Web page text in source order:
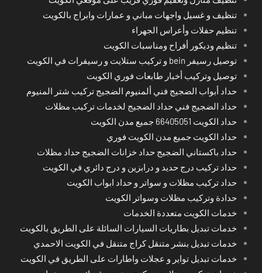
تنظيف و غسيل واجهات مباني و عمارات وابراج بالكويت
تنظيم حفلات وأعراس الجهراء
تنظيم وديكور أفراح ومناسبات الكويت
توصيل رسيفر bein و تركيب ستلايت و رسيفرات في الكويت
توصيل وتركيب أخبار طابعات فوري الكويت
حداد أبواب الضجيج فني ألمنيوم الضجيج تركيب شتر المنيوم
حداد الضجيج فني حداد الضجيج لخدمات تركيب مظلات
حداد الكويت 66405051 جميع مدن الكويت
حداد الكويت جميع مدن الكويت فوري
حداد باكستاني الضجيج حداد خزانات الضجيج حداد مظلات
حداد تركيب درج حديد و درابزين و درج دائري في الكويت
حداد تركيب مظلات و سواتر و حداد ابواب الكويت
حدادة وتركيب مظلات وسواتر الكويت
خدمات الكويت متعددة الخدمات
خدمات تبديل بطاريات السيارات السائلة على الطريق بالكويت
خدمات تبديل بنشر متنقل كراج متنقل في الكويت الاحمدي
خدمات تبديل تواير و عجلات واطارات على الطريق في الكويت